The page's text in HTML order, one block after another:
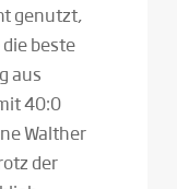
genutzt,
beste
aus
40:0
Walther
der